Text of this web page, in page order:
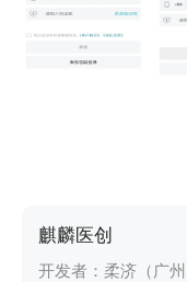
麒麟医创
开发者： 柔济（广